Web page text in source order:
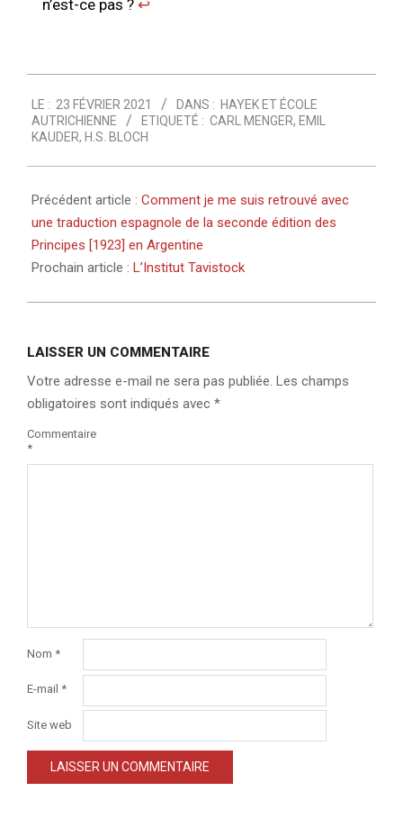
n’est-ce pas ? ↩︎
02-
23
LE : 23 FÉVRIER 2021 DANS : HAYEK ET ÉCOLE
AUTRICHIENNE
ETIQUETÉ : CARL MENGER, EMIL
KAUDER, H.S. BLOCH
Précédent article : Comment je me suis retrouvé avec
une traduction espagnole de la seconde édition des
Principes [1923] en Argentine
Prochain article : L’Institut Tavistock
LAISSER UN COMMENTAIRE
Votre adresse e-mail ne sera pas publiée. Les champs
obligatoires sont indiqués avec *
Commentaire
*
Nom *
E-mail *
Site web